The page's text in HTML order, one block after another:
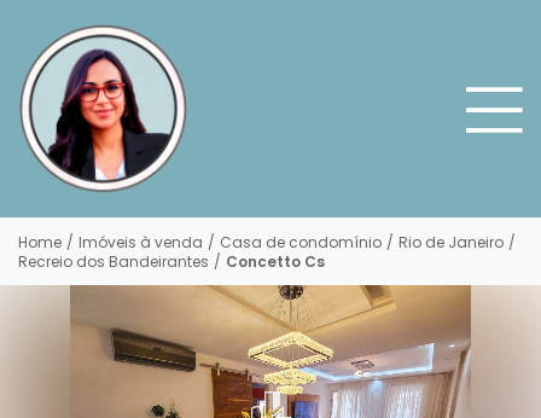
Home / Imóveis à venda / Casa de condomínio / Rio de Janeiro /
Recreio dos Bandeirantes / Concetto Cs